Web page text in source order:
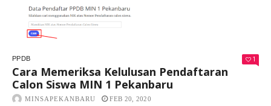
PPDB 1
Cara Memeriksa Kelulusan Pendaftaran
Calon Siswa MIN 1 Pekanbaru
MINSAPEKANBARU FEB 20, 2020